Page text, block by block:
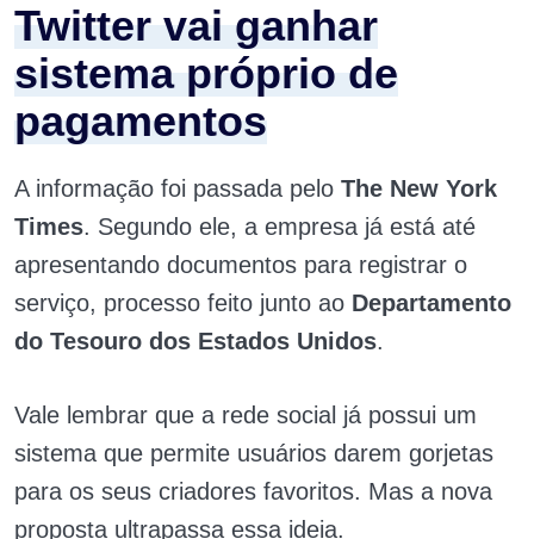
Twitter vai ganhar
sistema próprio de
pagamentos
A informação foi passada pelo The New York
Times. Segundo ele, a empresa já está até
apresentando documentos para registrar o
serviço, processo feito junto ao Departamento
do Tesouro dos Estados Unidos.
Vale lembrar que a rede social já possui um
sistema que permite usuários darem gorjetas
para os seus criadores favoritos. Mas a nova
proposta ultrapassa essa ideia.